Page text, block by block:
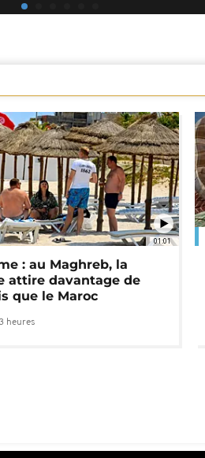
01:01
: au Maghreb, la
attire davantage de
que le Maroc
heures